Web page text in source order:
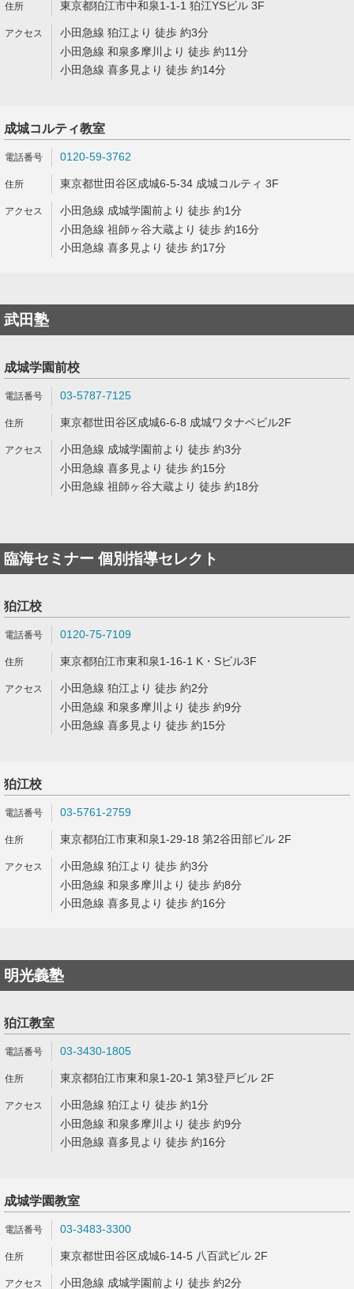
東京都狛江市中和泉1-1-1 狛江YSビル 3F
小田急線 狛江より 徒歩 約3分
小田急線 和泉多摩川より 徒歩 約11分
小田急線 喜多見より 徒歩 約14分
成城コルティ教室
0120-59-3762
東京都世田谷区成城6-5-34 成城コルティ 3F
小田急線 成城学園前より 徒歩 約1分
小田急線 祖師ヶ谷大蔵より 徒歩 約16分
小田急線 喜多見より 徒歩 約17分
武田塾
成城学園前校
03-5787-7125
東京都世田谷区成城6-6-8 成城ワタナベビル2F
小田急線 成城学園前より 徒歩 約3分
小田急線 喜多見より 徒歩 約15分
小田急線 祖師ヶ谷大蔵より 徒歩 約18分
臨海セミナー 個別指導セレクト
狛江校
0120-75-7109
東京都狛江市東和泉1-16-1 K・Sビル3F
小田急線 狛江より 徒歩 約2分
小田急線 和泉多摩川より 徒歩 約9分
小田急線 喜多見より 徒歩 約15分
狛江校
03-5761-2759
東京都狛江市東和泉1-29-18 第2谷田部ビル 2F
小田急線 狛江より 徒歩 約3分
小田急線 和泉多摩川より 徒歩 約8分
小田急線 喜多見より 徒歩 約16分
明光義塾
狛江教室
03-3430-1805
東京都狛江市東和泉1-20-1 第3登戸ビル 2F
小田急線 狛江より 徒歩 約1分
小田急線 和泉多摩川より 徒歩 約9分
小田急線 喜多見より 徒歩 約16分
成城学園教室
03-3483-3300
東京都世田谷区成城6-14-5 八百武ビル 2F
小田急線 成城学園前より 徒歩 約2分